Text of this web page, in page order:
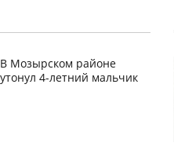
В Мозырском районе
утонул 4-летний мальчик